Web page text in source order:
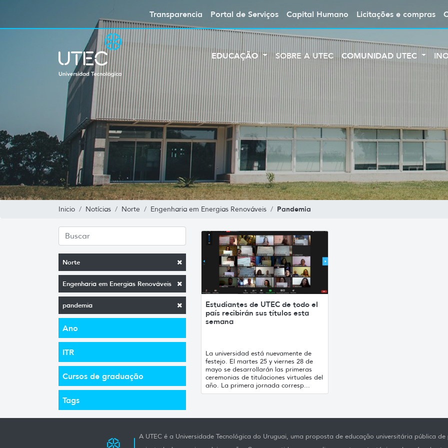
Transparencia Portal de Serviços Capital Humano Licitações e compras
EDUCAÇÃO SOBRE A UTEC COMUNIDAD UTEC
Inicio Notícias Norte Engenharia em Energias Renováveis Pandemia
Norte
Engenharia em Energias Renováveis
pandemia
Ano
ITR
Cursos de graduação
Tags
Estudiantes de UTEC de todo el
país recibirán sus títulos esta
semana
La universidad está nuevamente de
festejo. El martes 25 y viernes 28 de
mayo se desarrollarán las primeras
ceremonias de titulaciones virtuales del
año. La primera jornada corresp...
A UTEC é a Universidade Tecnológica do Uruguai, uma proposta de educação universitária pública